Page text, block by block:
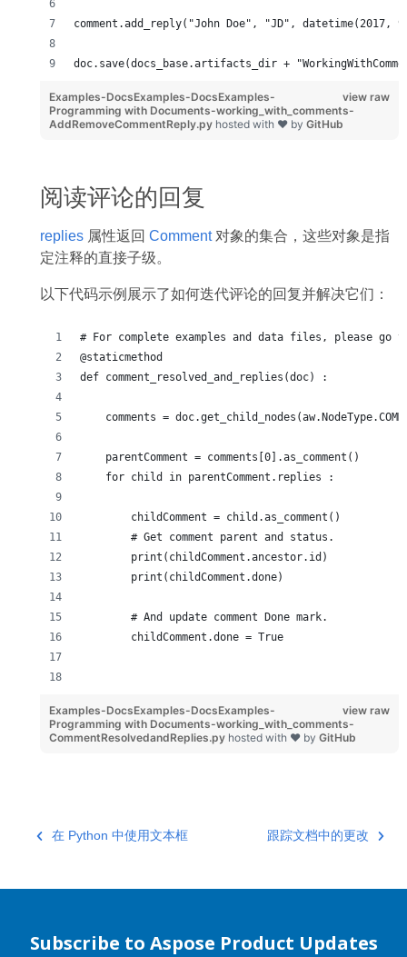
comment.add_reply("John Doe", "JD",
doc.save(docs_base.artifacts_dir +
view raw
Examples-DocsExamples-DocsExamples-
Programming with Documents-working_with_comments-
AddRemoveCommentReply.py hosted with ❤ by GitHub
阅读评论的回复
replies属性返回 Comment对象的集合，这些对象是指
定注释的直接子级。
以下代码示例展示了如何迭代评论的回复并解决它们：
# For complete examples and data files, please go
@staticmethod
def comment_resolved_and_replies(doc) :
comments =
    parentComment = comments[0].as_comment()
    for child in parentComment.replies :
        childComment = child.as_comment()
        # Get comment parent and status.
        print(childComment.ancestor.id)
        print(childComment.done)
        # And update comment Done mark.
        childComment.done = True
view raw
Examples-DocsExamples-DocsExamples-
Programming with Documents-working_with_comments-
CommentResolvedandReplies.py hosted with ❤ by GitHub
在 Python 中使用文本框 跟踪文档中的更改
Subscribe to Aspose Product Updates